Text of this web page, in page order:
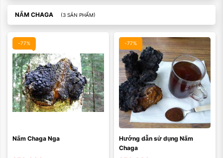
NẤM CHAGA (3 SẢN PHẨM)
-77%
Nấm Chaga Nga
-77%
Hướng dẫn sử dụng Nấm
Chaga